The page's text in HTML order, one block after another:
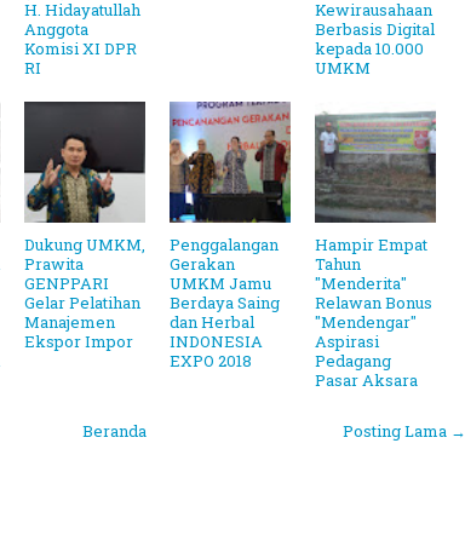
H. Hidayatullah
Anggota
Komisi XI DPR
RI
Kewirausahaan
Berbasis Digital
kepada 10.000
UMKM
Dukung UMKM,
Prawita
GENPPARI
Gelar Pelatihan
Manajemen
Ekspor Impor
Penggalangan
Gerakan
UMKM Jamu
Berdaya Saing
dan Herbal
INDONESIA
EXPO 2018
Hampir Empat
Tahun
"Menderita"
Relawan Bonus
"Mendengar"
Aspirasi
Pedagang
Pasar Aksara
Posting Lama →
Beranda